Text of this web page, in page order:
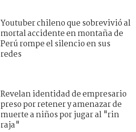
Youtuber chileno que sobrevivió al
mortal accidente en montaña de
Perú rompe el silencio en sus
redes
Revelan identidad de empresario
preso por retener y amenazar de
muerte a niños por jugar al "rin
raja"